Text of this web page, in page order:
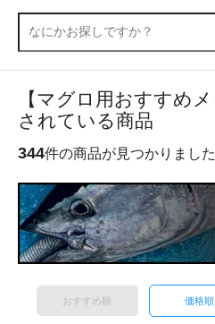
【マグロ用おすすめ
されている商品
344件の商品が見つかりました
おすすめ順 価格順